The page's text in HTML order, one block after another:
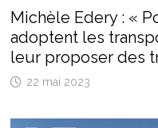
Michèle Edery : «
adoptent les
leur proposer des
22 mai 2023